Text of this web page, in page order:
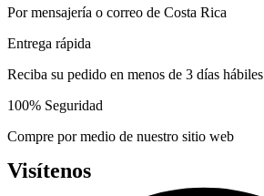
chosen
on
the
product
page
Por mensajería o correo de Costa Rica
Entrega rápida
Reciba su pedido en menos de 3 días hábiles
100% Seguridad
Compre por medio de nuestro sitio web
Visítenos